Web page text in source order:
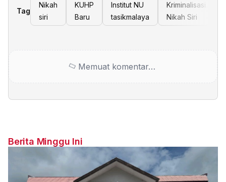
Tag
Nikah
siri
KUHP
Baru
Institut NU
tasikmalaya
Kriminalisasi
Nikah Siri
Memuat komentar…
Berita Minggu Ini